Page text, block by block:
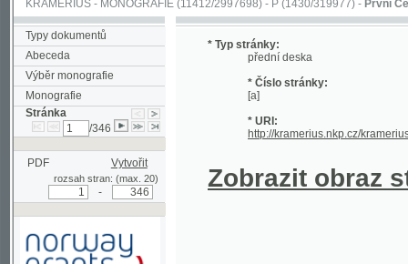
Typy dokumentů
Abeceda
Výběr monografie
Monografie
Stránka
/346
PDF Vytvořit
rozsah stran: (max. 20)
* Typ stránky:
přední deska
* Číslo stránky:
* URI: